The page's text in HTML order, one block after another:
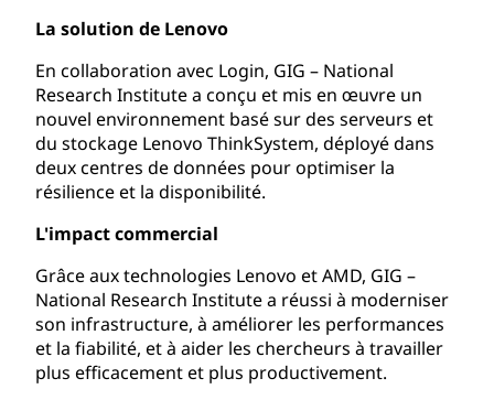
La solution de Lenovo
En collaboration avec Login, GIG – National
Research Institute a conçu et mis en œuvre un
nouvel environnement basé sur des serveurs et
du stockage Lenovo ThinkSystem, déployé dans
deux centres de données pour optimiser la
résilience et la disponibilité.
L'impact commercial
Grâce aux technologies Lenovo et AMD, GIG –
National Research Institute a réussi à moderniser
son infrastructure, à améliorer les performances
et la fiabilité, et à aider les chercheurs à travailler
plus efficacement et plus productivement.